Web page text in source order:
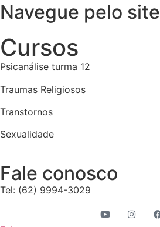
Navegue pelo site
Cursos
Psicanálise turma 12
Traumas Religiosos
Transtornos
Sexualidade
Fale conosco
Tel: (62) 9994-3029